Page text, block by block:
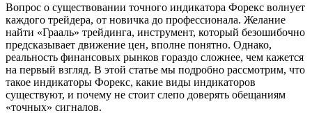
Вопрос о существовании точного индикатора Форекс волнует
каждого трейдера, от новичка до профессионала. Желание
найти «Грааль» трейдинга, инструмент, который безошибочно
предсказывает движение цен, вполне понятно. Однако,
реальность финансовых рынков гораздо сложнее, чем кажется
на первый взгляд. В этой статье мы подробно рассмотрим, что
такое индикаторы Форекс, какие виды индикаторов
существуют, и почему не стоит слепо доверять обещаниям
«точных» сигналов.